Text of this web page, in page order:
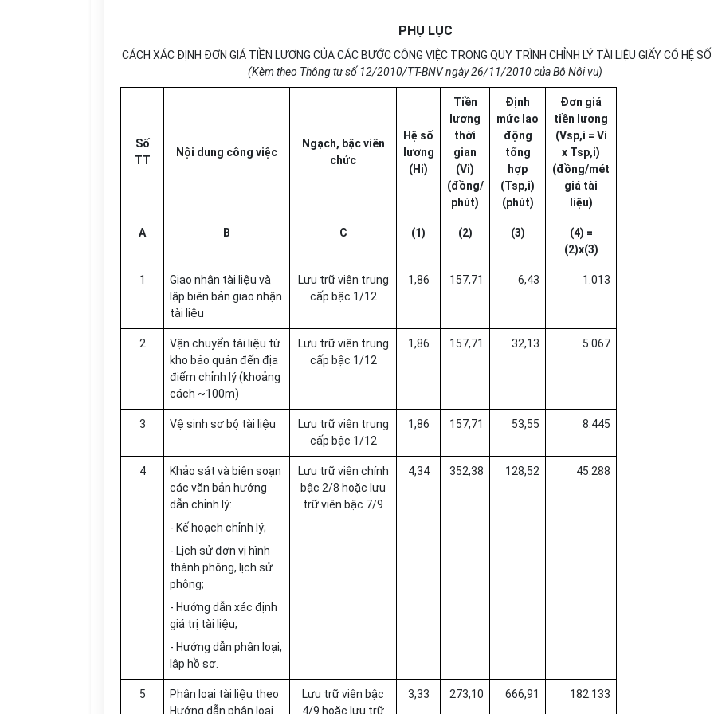
PHỤ LỤC
CÁCH XÁC ĐỊNH ĐƠN GIÁ TIỀN LƯƠNG CỦA CÁC BƯỚC CÔNG VIỆC TRONG QUY TRÌNH CHỈNH LÝ TÀI LIỆU GIẤY CÓ HỆ
(Kèm theo Thông tư số 12/2010/TT-BNV ngày 26/11/2010 của Bộ Nội vụ)
Số
TT
Nội dung công việc
Ngạch, bậc viên
chức
Hệ số
lương
(Hi)
Tiền
lương
thời
gian
(Vi)
(đồng/
phút)
Định
mức lao
động
tổng
hợp
(Tsp,i)
(phút)
Đơn giá
tiền lương
(Vsp,i = Vi
x Tsp,i)
(đồng/mét
giá tài
liệu)
A B C (1) (2) (3)
(4) =
(2)x(3)
1
Giao nhận tài liệu và
lập biên bản giao nhận
tài liệu
Lưu trữ viên trung
cấp bậc 1/12
1,86 157,71 6,43 1.013
2
Vận chuyển tài liệu từ
kho bảo quản đến địa
điểm chỉnh lý (khoảng
cách ~100m)
Lưu trữ viên trung
cấp bậc 1/12
1,86 157,71 32,13 5.067
3 Vệ sinh sơ bộ tài liệu
Lưu trữ viên trung
cấp bậc 1/12
1,86 157,71 53,55 8.445
4
Khảo sát và biên soạn
các văn bản hướng
dẫn chỉnh lý:
- Kế hoạch chỉnh lý;
- Lịch sử đơn vị hình
thành phông, lịch sử
phông;
- Hướng dẫn xác định
giá trị tài liệu;
- Hướng dẫn phân loại,
lập hồ sơ.
Lưu trữ viên chính
bậc 2/8 hoặc lưu
trữ viên bậc 7/9
4,34 352,38 128,52 45.288
5
Phân loại tài liệu theo
Hướng dẫn phân loại
Lưu trữ viên bậc
4/9 hoặc lưu trữ
3,33 273,10 666,91 182.133